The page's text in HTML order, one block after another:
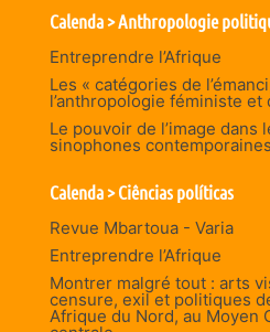
Calenda > Anthropologie
Entreprendre l’Afrique
Les « catégories de
l’anthropologie féministe et
Le pouvoir de l’image dans
sinophones contemporaines
Calenda > Ciências políticas
Revue Mbartoua - Varia
Entreprendre l’Afrique
Montrer malgré tout : arts
censure, exil et politiques
Afrique du Nord, au Moyen